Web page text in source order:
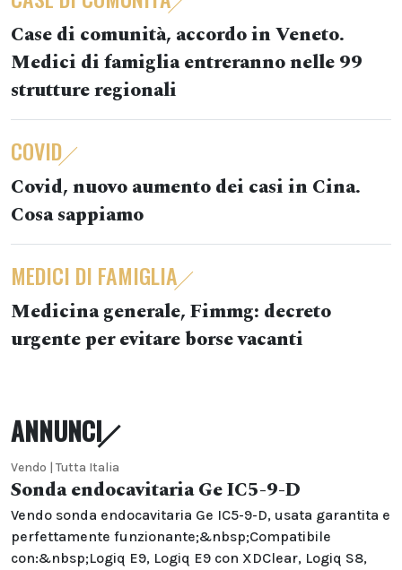
Case di comunità, accordo in Veneto.
Medici di famiglia entreranno nelle 99
strutture regionali
COVID
Covid, nuovo aumento dei casi in Cina.
Cosa sappiamo
MEDICI DI FAMIGLIA
Medicina generale, Fimmg: decreto
urgente per evitare borse vacanti
ANNUNCI
Vendo | Tutta Italia
Sonda endocavitaria Ge IC5-9-D
Vendo sonda endocavitaria Ge IC5-9-D, usata garantita e
perfettamente funzionante;&nbsp;Compatibile
con:&nbsp;Logiq E9, Logiq E9 con XDClear, Logiq S8,